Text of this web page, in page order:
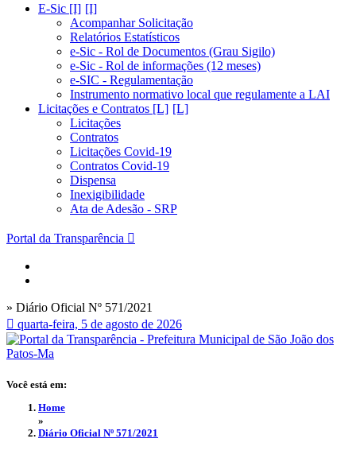
E-Sic [I]
Acompanhar Solicitação
Relatórios Estatísticos
e-Sic - Rol de Documentos (Grau Sigilo)
e-Sic - Rol de informações (12 meses)
e-SIC - Regulamentação
Instrumento normativo local que regulamente a LAI
Licitações e Contratos [L]
Licitações
Contratos
Licitações Covid-19
Contratos Covid-19
Dispensa
Inexigibilidade
Ata de Adesão - SRP
Portal da Transparência
» Diário Oficial Nº 571/2021
quarta-feira, 5 de agosto de 2026
Você está em:
Home
»
Diário Oficial Nº 571/2021